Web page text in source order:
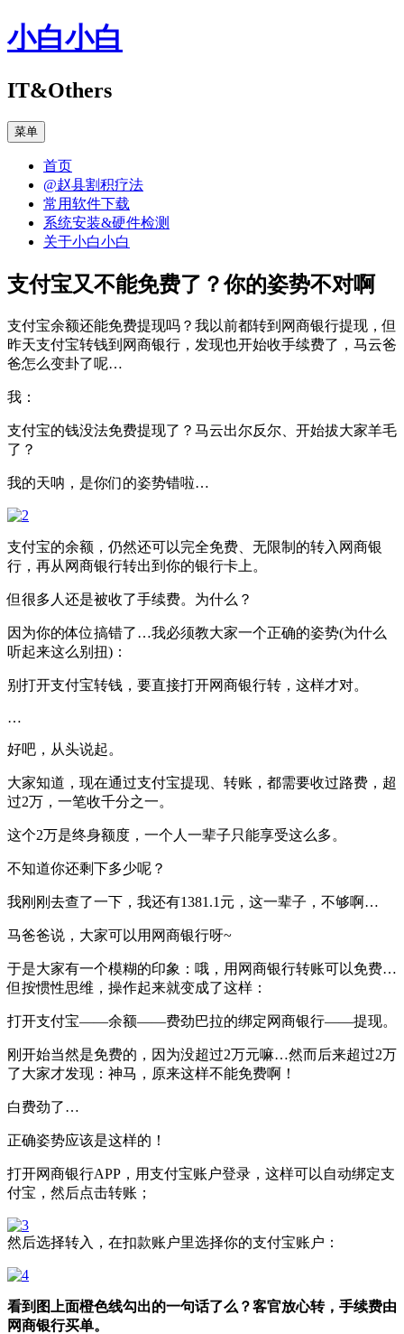
跳
至
文
小白小白
IT&Others
菜单
首页
@赵县割积疗法
常用软件下载
系统安装&硬件检测
关于小白小白
支付宝又不能免费了？你的姿势不对啊
支付宝余额还能免费提现吗？我以前都转到网商银行提现，但
昨天支付宝转钱到网商银行，发现也开始收手续费了，马云爸
爸怎么变卦了呢…
我：
支付宝的钱没法免费提现了？马云出尔反尔、开始拔大家羊毛
了？
我的天呐，是你们的姿势错啦…
支付宝的余额，仍然还可以完全免费、无限制的转入网商银
行，再从网商银行转出到你的银行卡上。
但很多人还是被收了手续费。为什么？
因为你的体位搞错了…我必须教大家一个正确的姿势(为什么
听起来这么别扭)：
别打开支付宝转钱，要直接打开网商银行转，这样才对。
…
好吧，从头说起。
大家知道，现在通过支付宝提现、转账，都需要收过路费，超
过2万，一笔收千分之一。
这个2万是终身额度，一个人一辈子只能享受这么多。
不知道你还剩下多少呢？
我刚刚去查了一下，我还有1381.1元，这一辈子，不够啊…
马爸爸说，大家可以用网商银行呀~
于是大家有一个模糊的印象：哦，用网商银行转账可以免费…
但按惯性思维，操作起来就变成了这样：
打开支付宝——余额——费劲巴拉的绑定网商银行——提现。
刚开始当然是免费的，因为没超过2万元嘛…然而后来超过2万
了大家才发现：神马，原来这样不能免费啊！
白费劲了…
正确姿势应该是这样的！
打开网商银行APP，用支付宝账户登录，这样可以自动绑定支
付宝，然后点击转账；
然后选择转入，在扣款账户里选择你的支付宝账户：
看到图上面橙色线勾出的一句话了么？客官放心转，手续费由
网商银行买单。